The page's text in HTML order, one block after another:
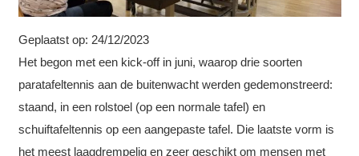
Geplaatst op: 24/12/2023
Het begon met een kick-off in juni, waarop drie soorten
paratafeltennis aan de buitenwacht werden gedemonstreerd:
staand, in een rolstoel (op een normale tafel) en
schuiftafeltennis op een aangepaste tafel. Die laatste vorm is
het meest laagdrempelig en zeer geschikt om mensen met